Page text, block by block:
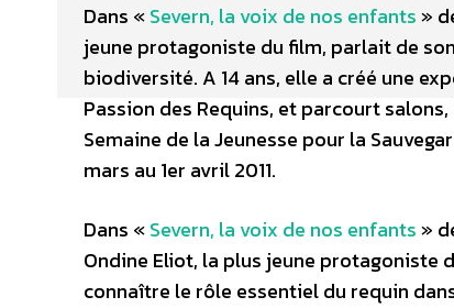
Dans «Severn, la voix de nos enfants»
jeune protagoniste du film, parlait de
biodiversité. A 14 ans, elle a créé une
Passion des Requins, et parcourt
Semaine de la Jeunesse pour la
mars au 1er avril 2011.
Dans «Severn, la voix de nos enfants»
Ondine Eliot, la plus jeune
connaître le rôle essentiel du requin